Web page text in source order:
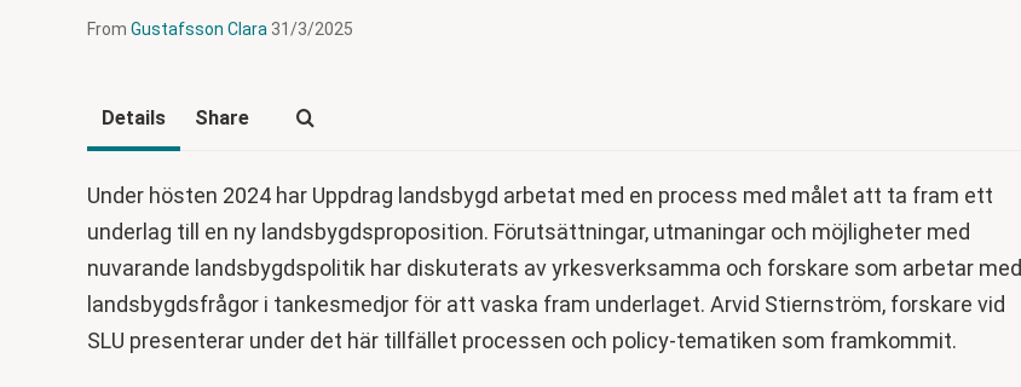
From Gustafsson Clara 31/3/2025
Details Share
Under hösten 2024 har Uppdrag landsbygd arbetat med en process med målet att ta fram ett
underlag till en ny landsbygdsproposition. Förutsättningar, utmaningar och möjligheter med
nuvarande landsbygdspolitik har diskuterats av yrkesverksamma och forskare som arbetar med
landsbygdsfrågor i tankesmedjor för att vaska fram underlaget. Arvid Stiernström, forskare vid
SLU presenterar under det här tillfället processen och policy-tematiken som framkommit.